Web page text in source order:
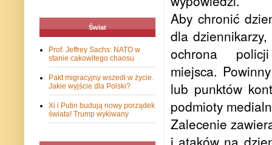
Aby chronić
dla
ochrona
miejsca.
lub punktów
podmioty
Zalecenie
Świat
Prof. Jeffrey Sachs: NATO w
stanie cakowitego chaosu
Pakt migracyjny wszedł w życie.
Jakie wyjście dla Polski?
Xi i Putin budują nowy porządek
świata! Trump wykiwany